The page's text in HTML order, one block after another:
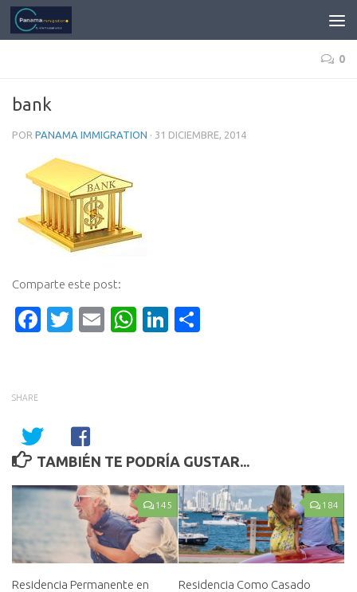
0
bank
POR PANAMA IMMIGRATION · 31 DICIEMBRE, 2014
Comparte este post:
Facebook
Twitter
EmailWhatsApp
LinkedIn
SHARE
TAMBIÉN TE PODRÍA GUSTAR...
145
Residencia Permanente en
184
Residencia Como Casado